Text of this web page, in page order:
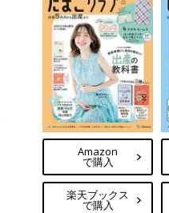
Amazon
で購入
楽天ブックス
で購入